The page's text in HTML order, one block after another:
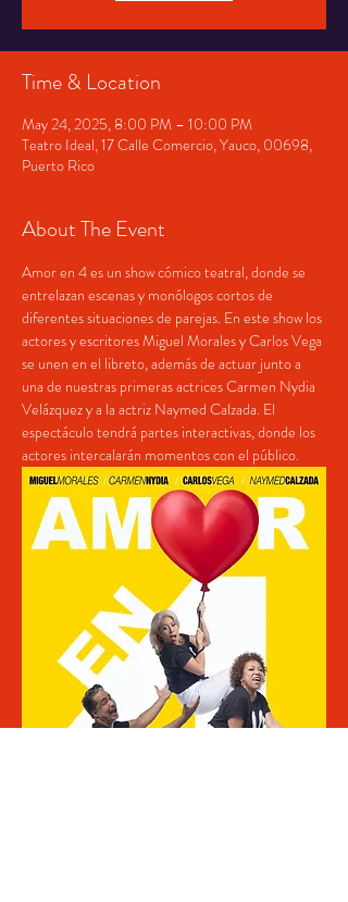
Time & Location
May 24, 2025, 8:00 PM – 10:00 PM
Teatro Ideal, 17 Calle Comercio, Yauco, 00698,
Puerto Rico
About The Event
Amor en 4 es un show cómico teatral, donde se
entrelazan escenas y monólogos cortos de
diferentes situaciones de parejas. En este show los
actores y escritores Miguel Morales y Carlos Vega
se unen en el libreto, además de actuar junto a
una de nuestras primeras actrices Carmen Nydia
Velázquez y a la actriz Naymed Calzada. El
espectáculo tendrá partes interactivas, donde los
actores intercalarán momentos con el público.